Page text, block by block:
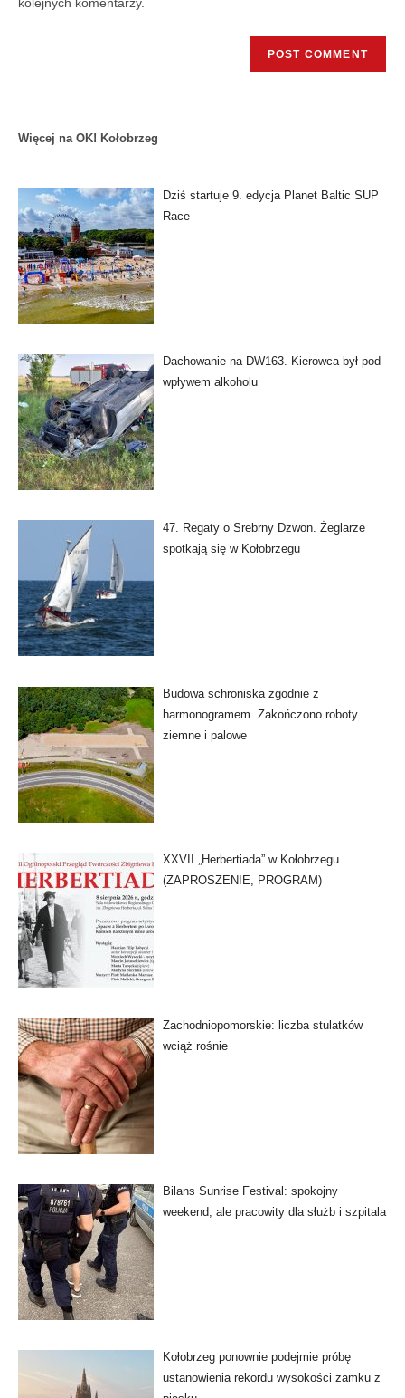
kolejnych komentarzy.
Więcej na OK! Kołobrzeg
Dziś startuje 9. edycja Planet Baltic SUP
Race
Dachowanie na DW163. Kierowca był pod
wpływem alkoholu
47. Regaty o Srebrny Dzwon. Żeglarze
spotkają się w Kołobrzegu
Budowa schroniska zgodnie z
harmonogramem. Zakończono roboty
ziemne i palowe
XXVII „Herbertiada” w Kołobrzegu
(ZAPROSZENIE, PROGRAM)
Zachodniopomorskie: liczba stulatków
wciąż rośnie
Bilans Sunrise Festival: spokojny
weekend, ale pracowity dla służb i szpitala
Kołobrzeg ponownie podejmie próbę
ustanowienia rekordu wysokości zamku z